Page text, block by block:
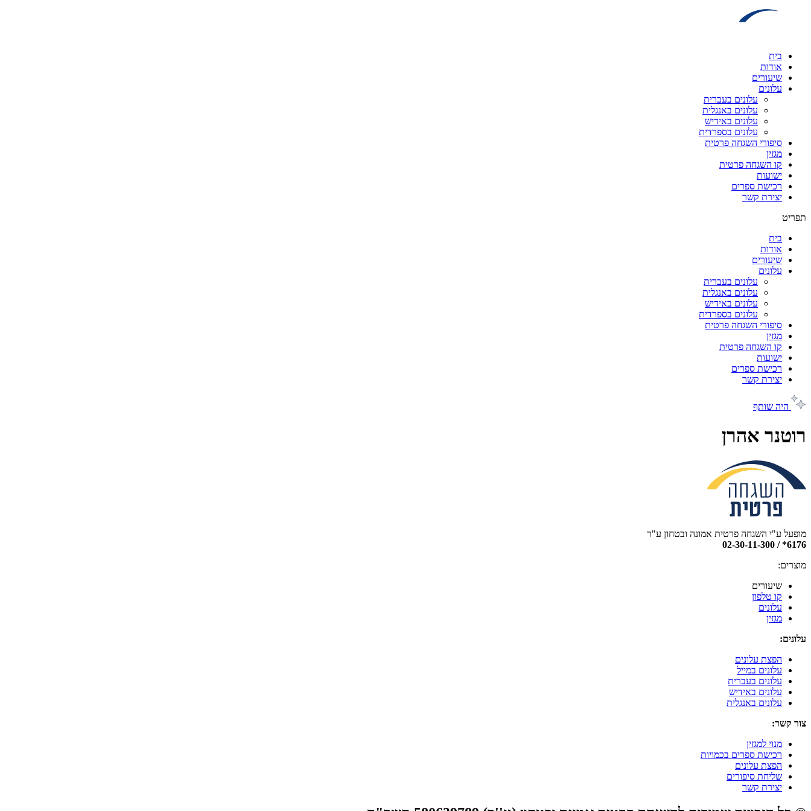
בית
אודות
שיעורים
עלונים
עלונים בעברית
עלונים באנגלית
עלונים באידיש
עלונים בספרדית
סיפורי השגחה פרטית
מגזין
קו השגחה פרטית
ישועות
רכישת ספרים
יצירת קשר
תפריט
בית
אודות
שיעורים
עלונים
עלונים בעברית
עלונים באנגלית
עלונים באידיש
עלונים בספרדית
סיפורי השגחה פרטית
מגזין
קו השגחה פרטית
ישועות
רכישת ספרים
יצירת קשר
היה שותף
רוטנר אהרן
מופעל ע"י השגחה פרטית אמונה ובטחון ע"ר
6176* / 02-30-11-300
מוצרים:
שיעורים
קו טלפון
עלונים
מגזין
עלונים:
הפצת עלונים
עלונים במייל
עלונים בעברית
עלונים באידיש
עלונים באנגלית
צור קשר:
מנוי למגזין
רכישת ספרים בכמויות
הפצת עלונים
שליחת סיפורים
יצירת קשר